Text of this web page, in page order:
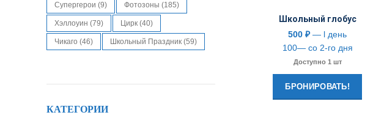
Школьный глобус
500₽— l день
100— со 2-го дня
Доступно 1 шт
БРОНИРОВАТЬ!
Супергерои (9) Фотозоны (185)
Хэллоуин (79) Цирк (40)
Чикаго (46) Школьный Праздник (59)
КАТЕГОРИИ